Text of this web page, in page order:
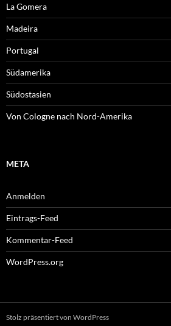
La Gomera
Madeira
Portugal
Südamerika
Südostasien
Von Cologne nach Nord-Amerika
META
Anmelden
Eintrags-Feed
Kommentar-Feed
WordPress.org
Stolz präsentiert von WordPress